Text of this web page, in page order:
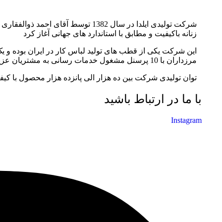
شرکت تولیدی ایلدا در سال 1382
زنانه باکیفیت و مطابق با استاندارد های جهانی آغاز کرد
مرزداران با 10 پرسنل مشغول خدمات رسانی به مشتریان عزیز می باشد.
توان تولیدی شرکت بین ده هزار الی پانزده هزار محصول با
با ما در ارتباط باشید
Instagram